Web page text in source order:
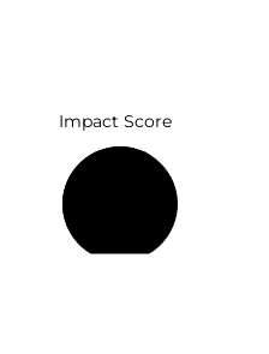
Impact Score